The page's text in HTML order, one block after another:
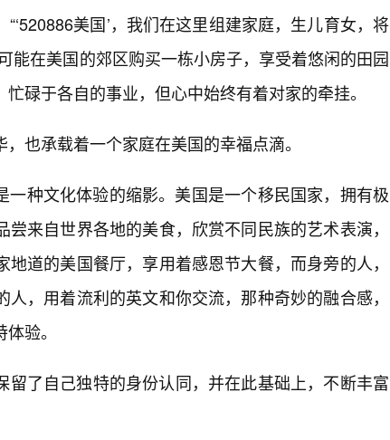
美国’，我们在这里组建家庭，生儿育女，将
能在美国的郊区购买一栋小房子，享受着悠闲的田园
碌于各自的事业，但心中始终有着对家的牵挂。
也承载着一个家庭在美国的幸福点滴。
一种文化体验的缩影。美国是一个移民国家，拥有极
来自世界各地的美食，欣赏不同民族的艺术表演，
道的美国餐厅，享用着感恩节大餐，而身旁的人，
，用着流利的英文和你交流，那种奇妙的融合感，
验。
留了自己独特的身份认同，并在此基础上，不断丰富